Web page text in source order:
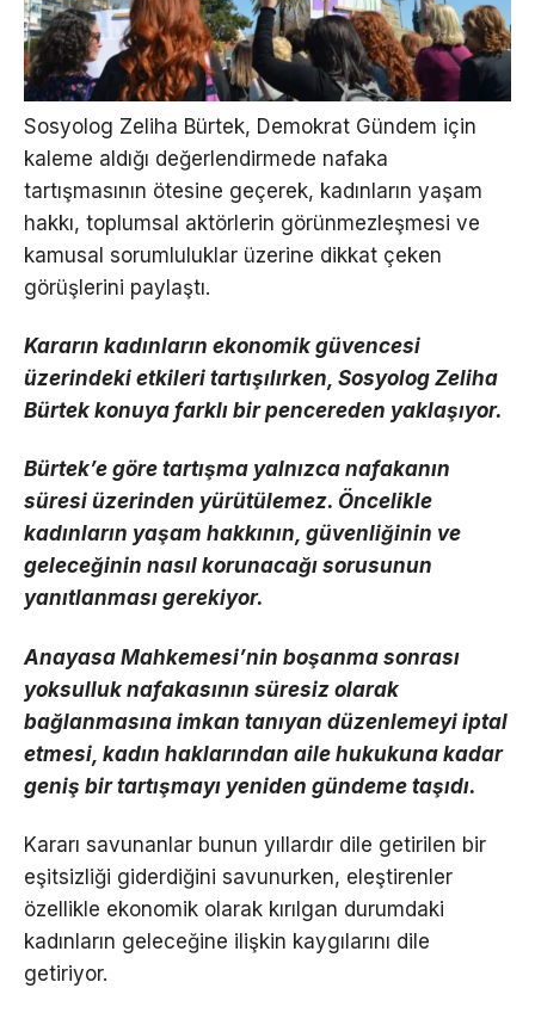
Sosyolog Zeliha Bürtek, Demokrat Gündem için
kaleme aldığı değerlendirmede nafaka
tartışmasının ötesine geçerek, kadınların yaşam
hakkı, toplumsal aktörlerin görünmezleşmesi ve
kamusal sorumluluklar üzerine dikkat çeken
görüşlerini paylaştı.
Kararın kadınların ekonomik güvencesi
üzerindeki etkileri tartışılırken, Sosyolog Zeliha
Bürtek konuya farklı bir pencereden yaklaşıyor.
Bürtek’e göre tartışma yalnızca nafakanın
süresi üzerinden yürütülemez. Öncelikle
kadınların yaşam hakkının, güvenliğinin ve
geleceğinin nasıl korunacağı sorusunun
yanıtlanması gerekiyor.
Anayasa Mahkemesi’nin boşanma sonrası
yoksulluk nafakasının süresiz olarak
bağlanmasına imkan tanıyan düzenlemeyi iptal
etmesi, kadın haklarından aile hukukuna kadar
geniş bir tartışmayı yeniden gündeme taşıdı.
Kararı savunanlar bunun yıllardır dile getirilen bir
eşitsizliği giderdiğini savunurken, eleştirenler
özellikle ekonomik olarak kırılgan durumdaki
kadınların geleceğine ilişkin kaygılarını dile
getiriyor.